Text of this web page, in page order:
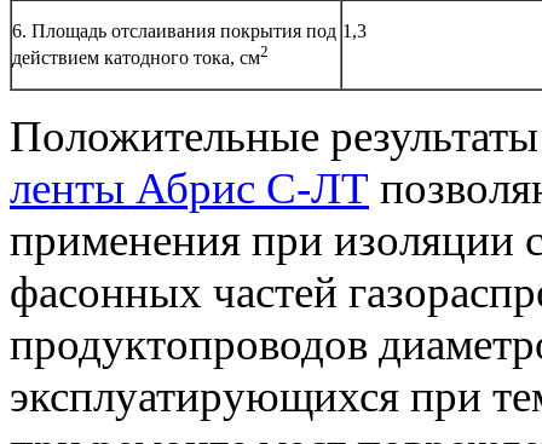
6. Площадь отслаивания покрытия под
действием катодного тока, см2
1,3
Положительные
ленты Абрис С-ЛТ
применения при изоляции
фасонных частей
продуктопроводов
эксплуатирующихся при